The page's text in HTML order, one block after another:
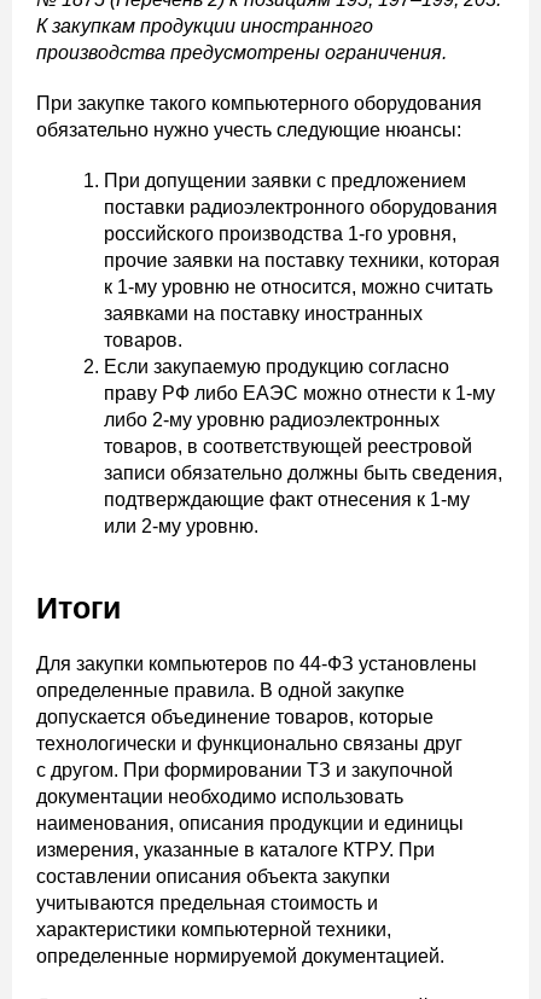
К закупкам продукции иностранного
производства предусмотрены ограничения.
При закупке такого компьютерного оборудования
обязательно нужно учесть следующие нюансы:
При допущении заявки с предложением
поставки радиоэлектронного оборудования
российского производства 1-го уровня,
прочие заявки на поставку техники, которая
к 1-му уровню не относится, можно считать
заявками на поставку иностранных
товаров.
Если закупаемую продукцию согласно
праву РФ либо ЕАЭС можно отнести к 1-му
либо 2-му уровню радиоэлектронных
товаров, в соответствующей реестровой
записи обязательно должны быть сведения,
подтверждающие факт отнесения к 1-му
или 2-му уровню.
Итоги
Для закупки компьютеров по 44-ФЗ установлены
определенные правила. В одной закупке
допускается объединение товаров, которые
технологически и функционально связаны друг
с другом. При формировании ТЗ и закупочной
документации необходимо использовать
наименования, описания продукции и единицы
измерения, указанные в каталоге КТРУ. При
составлении описания объекта закупки
учитываются предельная стоимость и
характеристики компьютерной техники,
определенные нормируемой документацией.